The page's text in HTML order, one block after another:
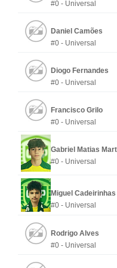
#0 - Universal
Daniel Camões
#0 - Universal
Diogo Fernandes
#0 - Universal
Francisco Grilo
#0 - Universal
Gabriel Matias
#0 - Universal
Miguel Cadeirinhas
#0 - Universal
Rodrigo Alves
#0 - Universal